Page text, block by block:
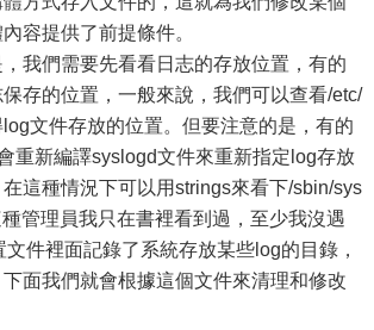
容提供了前提條件。
我們需要先看看日志的存放位置，有的
存的位置，一般來說，我們可以查看/etc/
文件存放的位置。但要注意的是，有的
重新編譯syslogd文件來重新指定log存放
這種情況下可以用strings來看下/sbin/sys
管理員我只在書裡看到過，至少我沒遇
件裡面記錄了系統存放某些log的目錄，
面我們就會根據這個文件來清理和修改